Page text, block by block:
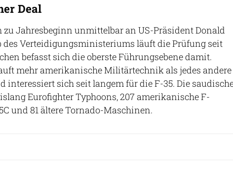
Deal
Jahresbeginn unmittelbar an US-Präsident Donald
des Verteidigungsministeriums läuft die Prüfung seit
befasst sich die oberste Führungsebene damit.
mehr amerikanische Militärtechnik als jedes andere
interessiert sich seit langem für die F-35. Die
Eurofighter Typhoons, 207 amerikanische F-
und 81 ältere Tornado-Maschinen.